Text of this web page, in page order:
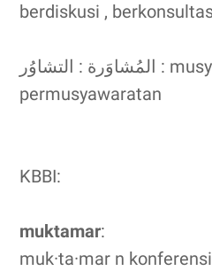
berdiskusi ,
المُشاوَرة : التشاوُر : musyawarah ,
permusyawaratan
KBBI:
muktamar:
muk·ta·mar n